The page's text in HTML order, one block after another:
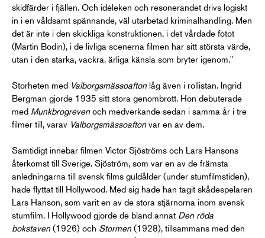
skidfärder i fjällen. Och idéleken och resonerandet drivs logiskt
in i en våldsamt spännande, väl utarbetad kriminalhandling. Men
det är inte i den skickliga konstruktionen, i det vårdade fotot
(Martin Bodin), i de livliga scenerna filmen har sitt största värde,
utan i den starka, vackra, ärliga känsla som bryter igenom."
Storheten med Valborgsmässoafton låg även i rollistan. Ingrid
Bergman gjorde 1935 sitt stora genombrott. Hon debuterade
med Munkbrogreven och medverkande sedan i samma år i tre
filmer till, varav Valborgsmässoafton var en av dem.
Samtidigt innebar filmen Victor Sjöströms och Lars Hansons
återkomst till Sverige. Sjöström, som var en av de främsta
anledningarna till svensk films guldålder (under stumfilmstiden),
hade flyttat till Hollywood. Med sig hade han tagit skådespelaren
Lars Hanson, som varit en av de stora stjärnorna inom svensk
stumfilm. I Hollywood gjorde de bland annat Den röda
bokstaven (1926) och Stormen (1928), tillsammans med den